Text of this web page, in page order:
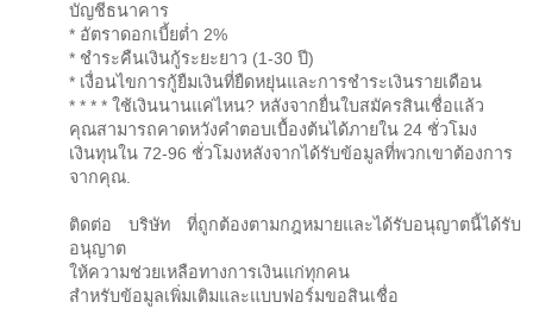
บัญชีธนาคาร
* อัตราดอกเบี้ยต่ำ 2%
* ชำระคืนเงินกู้ระยะยาว (1-30 ปี)
* เงื่อนไขการกู้ยืมเงินที่ยืดหยุ่นและการชำระเงินรายเดือน
* * * * ใช้เงินนานแค่ไหน? หลังจากยื่นใบสมัครสินเชื่อแล้ว
คุณสามารถคาดหวังคำตอบเบื้องต้นได้ภายใน 24 ชั่วโมง
เงินทุนใน 72-96 ชั่วโมงหลังจากได้รับข้อมูลที่พวกเขาต้องการ
จากคุณ.
ติดต่อ บริษัท ที่ถูกต้องตามกฎหมายและได้รับอนุญาตนี้ได้รับ
อนุญาต
ให้ความช่วยเหลือทางการเงินแก่ทุกคน
สำหรับข้อมูลเพิ่มเติมและแบบฟอร์มขอสินเชื่อ